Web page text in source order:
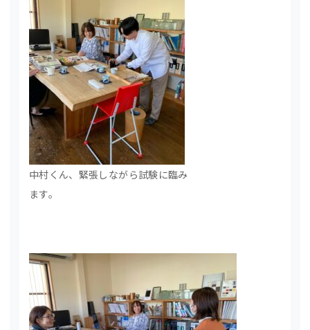
中村くん、緊張しながら試験に臨み
ます。